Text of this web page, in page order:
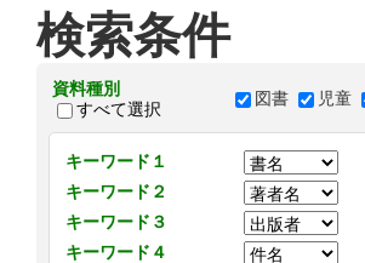
検索条件
資料種別
すべて選択
図書 児童
キーワード１
キーワード２
キーワード３
キーワード４